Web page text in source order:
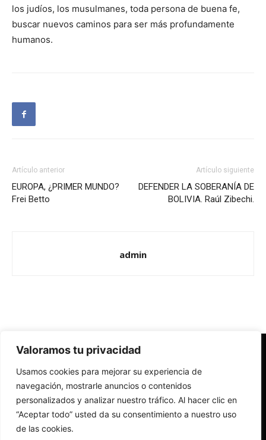
Valoramos tu privacidad
Usamos cookies para mejorar su experiencia de
navegación, mostrarle anuncios o contenidos
personalizados y analizar nuestro tráfico. Al hacer clic en
“Aceptar todo” usted da su consentimiento a nuestro uso
de las cookies.
los judíos, los musulmanes, toda persona de buena fe,
buscar nuevos caminos para ser más profundamente
humanos.
Artículo anterior
EUROPA, ¿PRIMER MUNDO?
Frei Betto
Artículo siguiente
DEFENDER LA SOBERANÍA DE
BOLIVIA. Raúl Zibechi.
admin
Redes Cristianas
Una mirada alternativa sobre la Iglesia católica y la sociedad
- Colectivos de Redes Cristianas